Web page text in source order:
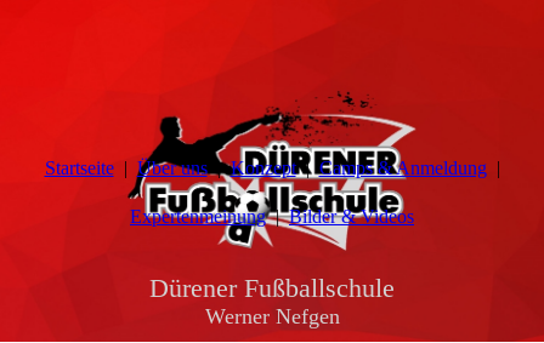
Startseite Über uns Konzept Camps & Anmeldung
Expertenmeinung Bilder & Videos
Dürener Fußballschule
Werner Nefgen